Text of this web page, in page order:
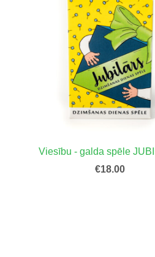
Viesību - galda spēle
€18.00